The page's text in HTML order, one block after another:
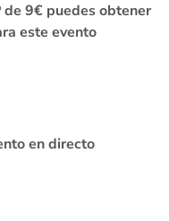
de 9€ puedes obtener
este evento
en directo